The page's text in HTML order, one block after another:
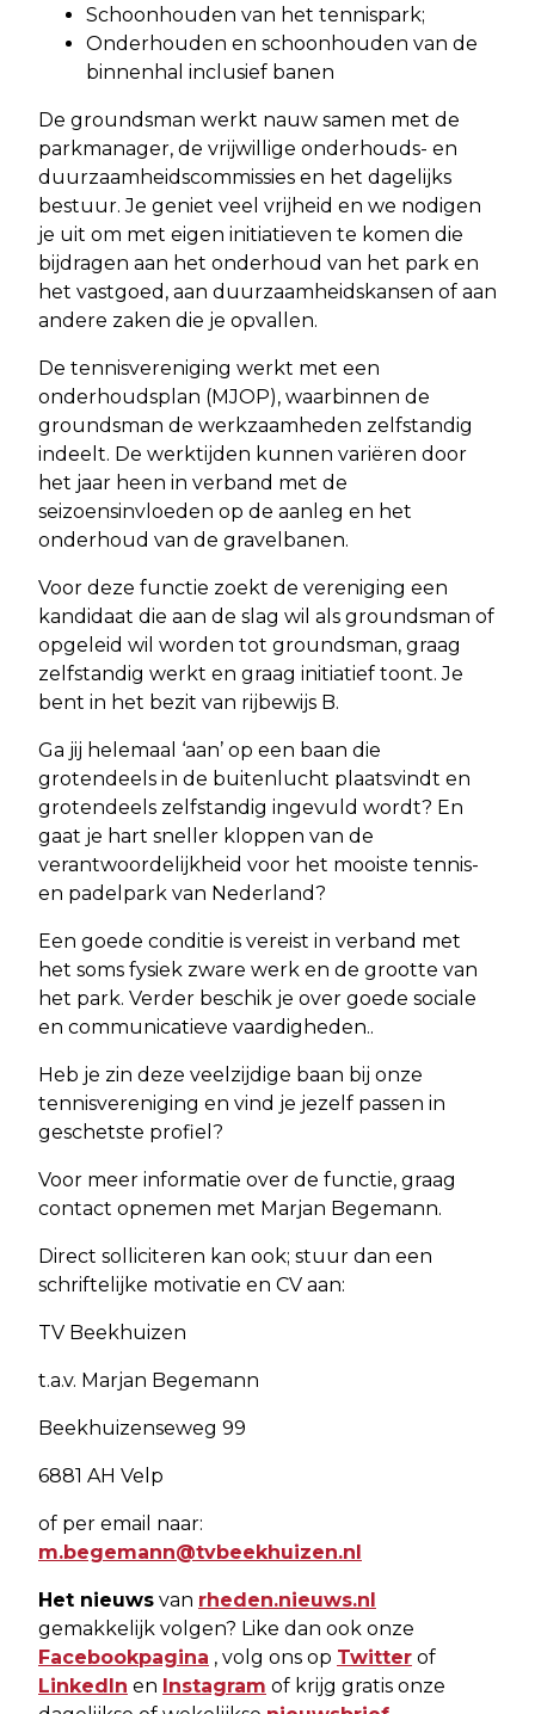
Schoonhouden van het tennispark;
Onderhouden en schoonhouden van de
binnenhal inclusief banen
De groundsman werkt nauw samen met de
parkmanager, de vrijwillige onderhouds- en
duurzaamheidscommissies en het dagelijks
bestuur. Je geniet veel vrijheid en we nodigen
je uit om met eigen initiatieven te komen die
bijdragen aan het onderhoud van het park en
het vastgoed, aan duurzaamheidskansen of aan
andere zaken die je opvallen.
De tennisvereniging werkt met een
onderhoudsplan (MJOP), waarbinnen de
groundsman de werkzaamheden zelfstandig
indeelt. De werktijden kunnen variëren door
het jaar heen in verband met de
seizoensinvloeden op de aanleg en het
onderhoud van de gravelbanen.
Voor deze functie zoekt de vereniging een
kandidaat die aan de slag wil als groundsman of
opgeleid wil worden tot groundsman, graag
zelfstandig werkt en graag initiatief toont. Je
bent in het bezit van rijbewijs B.
Ga jij helemaal ‘aan’ op een baan die
grotendeels in de buitenlucht plaatsvindt en
grotendeels zelfstandig ingevuld wordt? En
gaat je hart sneller kloppen van de
verantwoordelijkheid voor het mooiste tennis-
en padelpark van Nederland?
Een goede conditie is vereist in verband met
het soms fysiek zware werk en de grootte van
het park. Verder beschik je over goede sociale
en communicatieve vaardigheden..
Heb je zin deze veelzijdige baan bij onze
tennisvereniging en vind je jezelf passen in
geschetste profiel?
Voor meer informatie over de functie, graag
contact opnemen met Marjan Begemann.
Direct solliciteren kan ook; stuur dan een
schriftelijke motivatie en CV aan:
TV Beekhuizen
t.a.v. Marjan Begemann
Beekhuizenseweg 99
6881 AH Velp
of per email naar:
m.begemann@tvbeekhuizen.nl
Het nieuws van rheden.nieuws.nl
gemakkelijk volgen? Like dan ook onze
Facebookpagina , volg ons op Twitter of
LinkedIn en Instagram of krijg gratis onze